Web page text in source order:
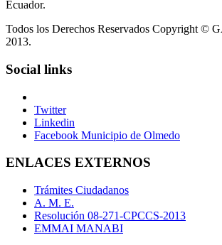
Ecuador.
Todos los Derechos Reservados Copyright ©
2013.
Social links
Twitter
Linkedin
Facebook Municipio de Olmedo
ENLACES EXTERNOS
Trámites Ciudadanos
A. M. E.
Resolución 08-271-CPCCS-2013
EMMAI MANABI